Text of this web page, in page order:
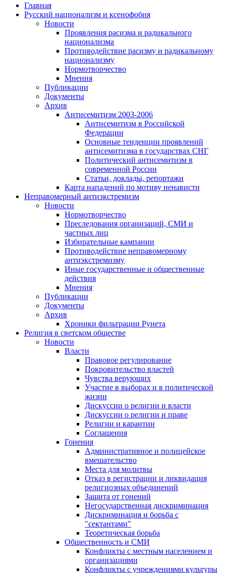
Главная
Русский национализм и ксенофобия
Новости
Проявления расизма и радикального
национализма
Противодействие расизму и радикальному
национализму
Нормотворчество
Мнения
Публикации
Документы
Архив
Антисемитизм 2003-2006
Антисемитизм в Российской
Федерации
Основные тенденции проявлений
антисемитизма в государствах СНГ
Политический антисемитизм в
современной России
Статьи, доклады, репортажи
Карта нападений по мотиву ненависти
Неправомерный антиэкстремизм
Новости
Нормотворчество
Преследования организаций, СМИ и
частных лиц
Избирательные кампании
Противодействие неправомерному
антиэкстремизму
Иные государственные и общественные
действия
Мнения
Публикации
Документы
Архив
Хроники фильтрации Рунета
Религия в светском обществе
Новости
Власти
Правовое регулирование
Покровительство властей
Чувства верующих
Участие в выборах и в политической
жизни
Дискуссии о религии и власти
Дискуссии о религии и праве
Религии и карантин
Соглашения
Гонения
Административное и полицейское
вмешательство
Места для молитвы
Отказ в регистрации и ликвидация
религиозных объединений
Защита от гонений
Негосударственная дискриминация
Дискриминация и борьба с
"сектантами"
Теоретическая борьба
Общественность и СМИ
Конфликты с местным населением и
организациями
Конфликты с учреждениями культуры